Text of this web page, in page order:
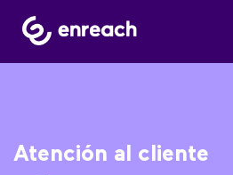
Atención al cliente